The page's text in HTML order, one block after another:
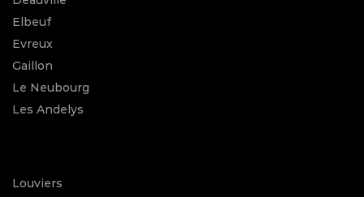
Elbeuf
Evreux
Gaillon
Le Neubourg
Les Andelys
Louviers